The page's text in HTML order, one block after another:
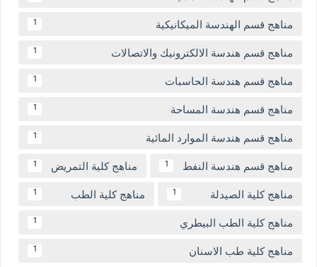
مناهج قسم الهندسة الميكانيكية 1
مناهج قسم هندسة الالكترونيك والاتصالات 1
مناهج قسم هندسة الحاسبات 1
مناهج قسم هندسة المساحة 1
مناهج قسم هندسة الموارد المائية 1
مناهج قسم هندسة النفط 1 مناهج كلية التمريض 1
مناهج كلية الصيدلة 1 مناهج كلية الطب 1
مناهج كلية الطب البيطري 1
مناهج كلية طب الاسنان 1